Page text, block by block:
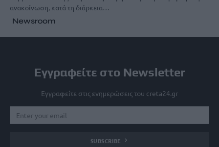
ανακοίνωση, κατά τη διάρκεια…
Newsroom
Εγγραφείτε στο Newsletter
Εγγραφείτε στις ενημερώσεις του creta24.gr
SUBSCRIBE